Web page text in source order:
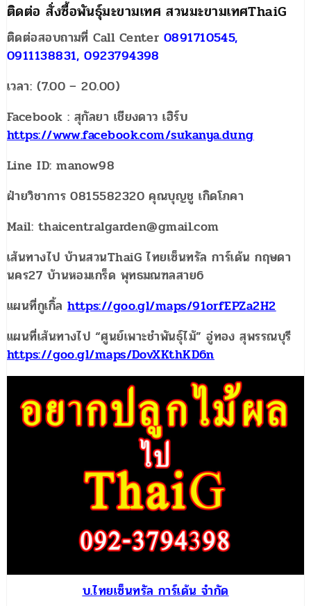
ติดต่อ สั่งซื้อพันธุ์มะขามเทศ สวนมะขามเทศThaiG
ติดต่อสอบถามที่ Call Center 0891710545,
0911138831, 0923794398
เวลา: (7.00 – 20.00)
Facebook : สุกัลยา เชียงดาว เฮิร์บ
https://www.facebook.com/sukanya.dung
Line ID: manow98
ฝ่ายวิชาการ 0815582320 คุณบุญชู เกิดโภคา
Mail: thaicentralgarden@gmail.com
เส้นทางไป บ้านสวนThaiG ไทยเซ็นทรัล การ์เด้น กฤษดา
นคร27 บ้านหอมเกร็ด พุทธมณฑลสาย6
แผนที่กูเกิ้ลhttps://goo.gl/maps/91orfEPZa2H2
แผนที่เส้นทางไป “ศูนย์เพาะชำพันธุ์ไม้” อู่ทอง สุพรรณบุรี
https://goo.gl/maps/DovXKthKD6n
บ.ไทยเซ็นทรัล การ์เด้น จำกัด